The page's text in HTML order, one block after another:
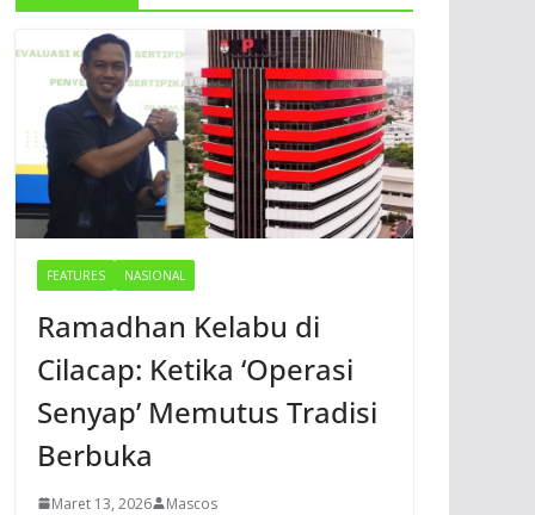
FEATURES NASIONAL
Ramadhan Kelabu di
Cilacap: Ketika ‘Operasi
Senyap’ Memutus Tradisi
Berbuka
Maret 13, 2026 Mascos